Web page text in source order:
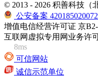
© 2013 - 2026 积善科技（
公安备案
增值电信经营许可证 京B2-
互联网虚拟专用网业务许
8ms
可信网站
诚信示范单位